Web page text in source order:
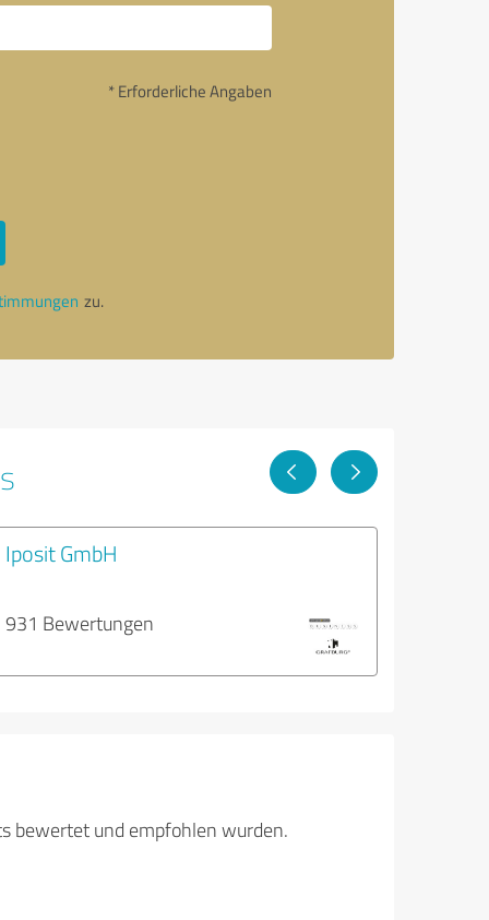
* Erforderliche Angaben
zu.
Iposit GmbH
931 Bewertungen
bewertet und empfohlen wurden.